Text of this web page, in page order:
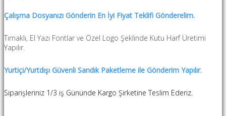
Çalışma Dosyanızı Gönderin En İyi Fiyat Teklifi Gönderelim.
Tırnaklı, El Yazı Fontlar ve Özel Logo Şeklinde Kutu Harf Üretimi
Yapılır.
Yurtiçi/Yurtdışı Güvenli Sandık Paketleme ile Gönderim Yapılır.
Siparişleriniz 1/3 iş Gününde Kargo Şirketine Teslim Ederiz.